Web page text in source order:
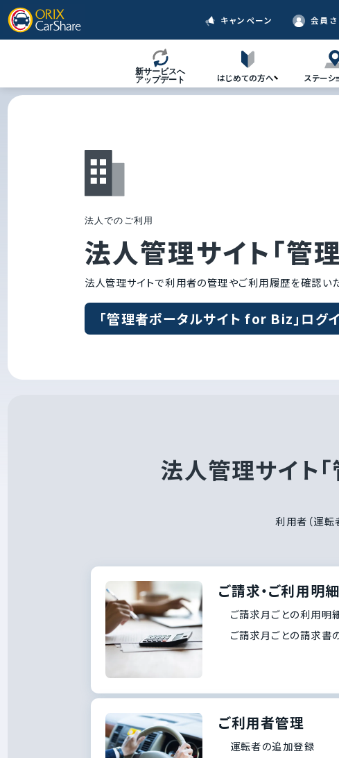
キャンペーン 会員
新サービスへ
アップデート
はじめての方へ ステーシ
法 人での ご利 用
法人管理サイト「管
法人管理サイトで利用者の管理やご利用履歴を確認いた
「管理者ポータルサイト for Biz」ログ
法人管理サイト
利用者（運転
ご請求・ご利用明細
ご請求月ごとの利用明
ご請求月ごとの請求書
ご利用者管理
運転者の追加登録